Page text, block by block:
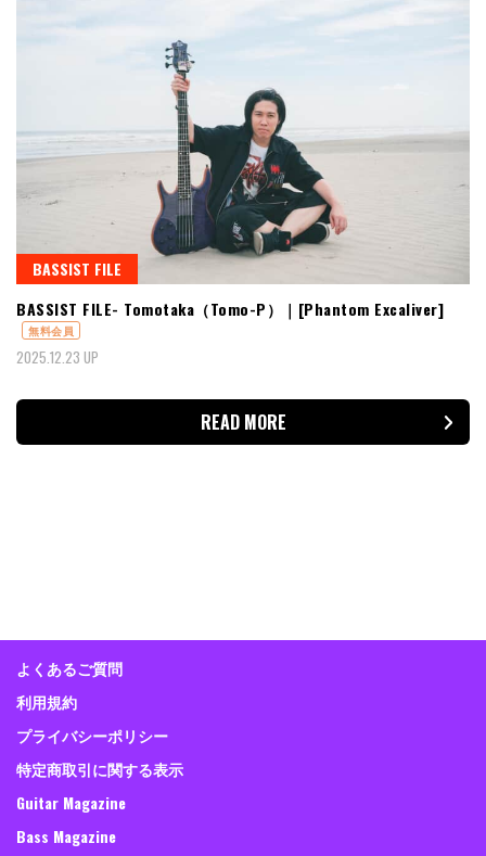
BASSIST FILE
BASSIST FILE- Tomotaka（Tomo-P）｜[Phantom Excaliver]
無料会員
2025.12.23 UP
READ MORE
よくあるご質問
利用規約
プライバシーポリシー
特定商取引に関する表示
Guitar Magazine
Bass Magazine